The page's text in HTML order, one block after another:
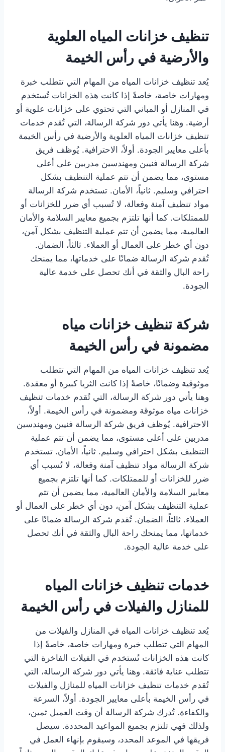
تنظيف خزانات المياه العلوية
والأرضية في رأس الخيمة
يُعد تنظيف خزانات المياه من المهام التي تتطلب خبرة
ومهارات خاصة، خاصةً إذا كانت هذه الخزانات تُستخدم
في المنازل أو المباني التي تحتوي على خزانات علوية أو
أرضية. وهنا يأتي دور شركة الرسالة، التي تُقدم خدمات
تنظيف خزانات المياه العلوية والأرضية في رأس الخيمة
بأعلى معايير الجودة. أولاً، الاحترافية. يُوظف فريق
شركة الرسالة فنيين ومهندسين مدربين على أعلى
مستوى، مما يضمن أن تتم عملية التنظيف بشكل
احترافي وسليم. ثانياً، الأمان. تستخدم شركة الرسالة
مواد تنظيف آمنة وفعالة، لا تُسبب أي ضرر للخزانات أو
للممتلكات. كما أنها تلتزم بجميع معايير السلامة والأمان
العالمية، مما يضمن أن تتم عملية التنظيف بشكل آمن،
دون أي خطر على العمال أو العملاء. ثالثاً، الضمان.
تُقدم شركة الرسالة ضمانًا على خدماتها، مما يمنحك
راحة البال والثقة في أنك تحصل على خدمة عالية
الجودة.
شركة تنظيف خزانات مياه
مضمونة في رأس الخيمة
يُعد تنظيف خزانات المياه من المهام التي تتطلب
موثوقية وضمانًا، خاصةً إذا كانت الثريا كبيرة أو معقدة.
وهنا يأتي دور شركة الرسالة، التي تُقدم خدمات تنظيف
خزانات مياه موثوقة ومضمونة في رأس الخيمة. أولاً،
الاحترافية. يُوظف فريق شركة الرسالة فنيين ومهندسين
مدربين على أعلى مستوى، مما يضمن أن تتم عملية
التنظيف بشكل احترافي وسليم. ثانياً، الأمان. تستخدم
شركة الرسالة مواد تنظيف آمنة وفعالة، لا تُسبب أي
ضرر للخزانات أو للممتلكات. كما أنها تلتزم بجميع
معايير السلامة والأمان العالمية، مما يضمن أن تتم
عملية التنظيف بشكل آمن، دون أي خطر على العمال أو
العملاء. ثالثاً، الضمان. تُقدم شركة الرسالة ضمانًا على
خدماتها، مما يمنحك راحة البال والثقة في أنك تحصل
على خدمة عالية الجودة.
خدمات تنظيف خزانات المياه
للمنازل والفيلات في رأس الخيمة
يُعد تنظيف خزانات المياه في المنازل والفيلات من
المهام التي تتطلب خبرة ومهارات خاصة، خاصةً إذا
كانت هذه الخزانات تُستخدم في الفيلات الفاخرة التي
تتطلب عناية فائقة. وهنا يأتي دور شركة الرسالة، التي
تُقدم خدمات تنظيف خزانات المياه للمنازل والفيلات
في رأس الخيمة بأعلى معايير الجودة. أولاً، السرعة
والكفاءة. تُدرك شركة الرسالة أن وقت العميل ثمين،
ولذلك فهي تلتزم بجميع المواعيد المحددة. سيصل
فريقها في الموعد المحدد، وسيقوم بإنهاء العمل في